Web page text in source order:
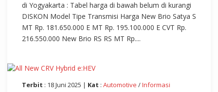
di Yogyakarta : Tabel harga di bawah belum di kurangi
DISKON Model Tipe Transmisi Harga New Brio Satya S
MT Rp. 181.650.000 E MT Rp. 195.100.000 E CVT Rp.
216.550.000 New Brio RS RS MT Rp....
Terbit : 18 Juni 2025 | Kat : Automotive /Informasi